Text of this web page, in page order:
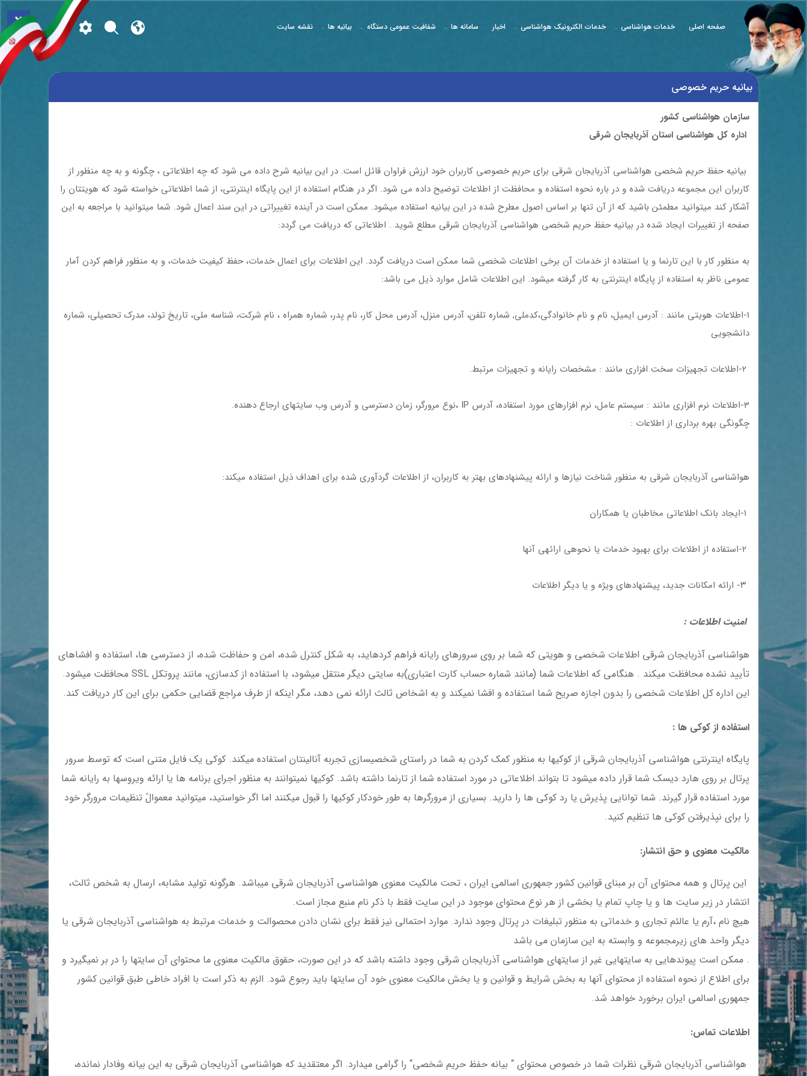
× صفحه اصلی خدمات هواشناسی خدمات الکترونیک هواشناسی اخبار سامانه ها شفافیت عمومی دستگاه بیانیه ها نقشه سایت
بیانیه حریم خصوصی
سازمان هواشناسی کشور
اداره کل هواشناسی استان آذربایجان شرقی
بیانیه حفظ حریم شخصی هواشناسی آذربایجان شرقی برای حریم خصوصی کاربران خود ارزش فراوان قائل است. در این بیانیه شرح داده می شود که چه اطلاعاتی ، چگونه و به چه منظور از
کاربران این مجموعه دریافت شده و در باره نحوه استفاده و محافظت از اطلاعات توضیح داده می شود. اگر در هنگام استفاده از این پایگاه اینترنتی، از شما اطلاعاتی خواسته شود که هویتتان را
آشکار کند میتوانید مطمئن باشید که از آن تنها بر اساس اصول مطرح شده در این بیانیه استفاده میشود. ممکن است در آینده تغییراتی در این سند اعمال شود. شما میتوانید با مراجعه به این
صفحه از تغییرات ایجاد شده در بیانیه حفظ حریم شخصی هواشناسی آذربایجان شرقی مطلع شوید . اطلاعاتی که دریافت می گردد:
به منظور کار با این تارنما و یا استفاده از خدمات آن برخی اطلاعات شخصی شما ممکن است دریافت گردد. این اطلاعات برای اعمال خدمات، حفظ کیفیت خدمات، و به منظور فراهم کردن آمار
عمومی ناظر به استفاده از پایگاه اینترنتی به کار گرفته میشود. این اطلاعات شامل موارد ذیل می باشد:
1-اطلاعات هویتی مانند : آدرس ایمیل، نام و نام خانوادگی،کدملی, شماره تلفن، آدرس منزل، آدرس محل کار، نام پدر، شماره همراه ، نام شرکت، شناسه ملی، تاریخ تولد، مدرک تحصیلی، شماره
دانشجویی
3-اطلاعات نرم افزاری مانند : سیستم عامل، نرم افزارهای مورد استفاده، آدرس IP ،نوع مرورگر، زمان دسترسی و آدرس وب سایتهای ارجاع دهنده.
چگونگی بهره برداری از اطلاعات :
هواشناسی آذربایجان شرقی به منظور شناخت نیازها و ارائه پیشنهادهای بهتر به کاربران، از اطلاعات گردآوری شده برای اهداف ذیل استفاده میکند:
امنیت اطلاعات :
هواشناسی آذربایجان شرقی اطلاعات شخصی و هویتی که شما بر روی سرورهای رایانه فراهم کردهاید، به شکل کنترل شده، امن و حفاظت شده، از دسترسی ها، استفاده و افشاهای
تأیید نشده محافظت میکند . هنگامی که اطلاعات شما (مانند شماره حساب کارت اعتباری)به سایتی دیگر منتقل میشود، با استفاده از کدسازی، مانند پروتکل SSL محافظت میشود.
این اداره کل اطلاعات شخصی را بدون اجازه صریح شما استفاده و افشا نمیکند و به اشخاص ثالث ارائه نمی دهد، مگر اینکه از طرف مراجع قضایی حکمی برای این کار دریافت کند.
استفاده از کوکی ها :
پایگاه اینترنتی هواشناسی آذربایجان شرقی از کوکیها به منظور کمک کردن به شما در راستای شخصیسازی تجربه آنالینتان استفاده میکند. کوکی یک فایل متنی است که توسط سرور
پرتال بر روی هارد دیسک شما قرار داده میشود تا بتواند اطلاعاتی در مورد استفاده شما از تارنما داشته باشد. کوکیها نمیتوانند به منظور اجرای برنامه ها یا ارائه ویروسها به رایانه شما
مورد استفاده قرار گیرند. شما توانایی پذیرش یا رد کوکی ها را دارید. بسیاری از مرورگرها به طور خودکار کوکیها را قبول میکنند اما اگر خواستید، میتوانید معموالً تنظیمات مرورگر خود
را برای نپذیرفتن کوکی ها تنظیم کنید.
مالکیت معنوی و حق انتشار:
این پرتال و همه محتوای آن بر مبنای قوانین کشور جمهوری اسالمی ایران ، تحت مالکیت معنوی هواشناسی آذربایجان شرقی میباشد. هرگونه تولید مشابه، ارسال به شخص ثالث،
انتشار در زیر سایت ها و یا چاپ تمام یا بخشی از هر نوع محتوای موجود در این سایت فقط با ذکر نام منبع مجاز است.
هیچ نام ،آرم یا عالئم تجاری و خدماتی به منظور تبلیغات در پرتال وجود ندارد. موارد احتمالی نیز فقط برای نشان دادن محصوالت و خدمات مرتبط به هواشناسی آذربایجان شرقی یا
دیگر واحد های زیرمجموعه و وابسته به این سازمان می باشد
. ممکن است پیوندهایی به سایتهایی غیر از سایتهای هواشناسی آذربایجان شرقی وجود داشته باشد که در این صورت، حقوق مالکیت معنوی ما محتوای آن سایتها را در بر نمیگیرد و
برای اطلاع از نحوه استفاده از محتوای آنها به بخش شرایط و قوانین و یا بخش مالکیت معنوی خود آن سایتها باید رجوع شود. الزم به ذکر است با افراد خاطی طبق قوانین کشور
جمهوری اسالمی ایران برخورد خواهد شد.
اطلاعات تماس:
هواشناسی آذربایجان شرقی نظرات شما در خصوص محتوای “ بیانه حفظ حریم شخصی“ را گرامی میدارد. اگر معتقدید که هواشناسی آذربایجان شرقی به این بیانه وفادار نمانده،